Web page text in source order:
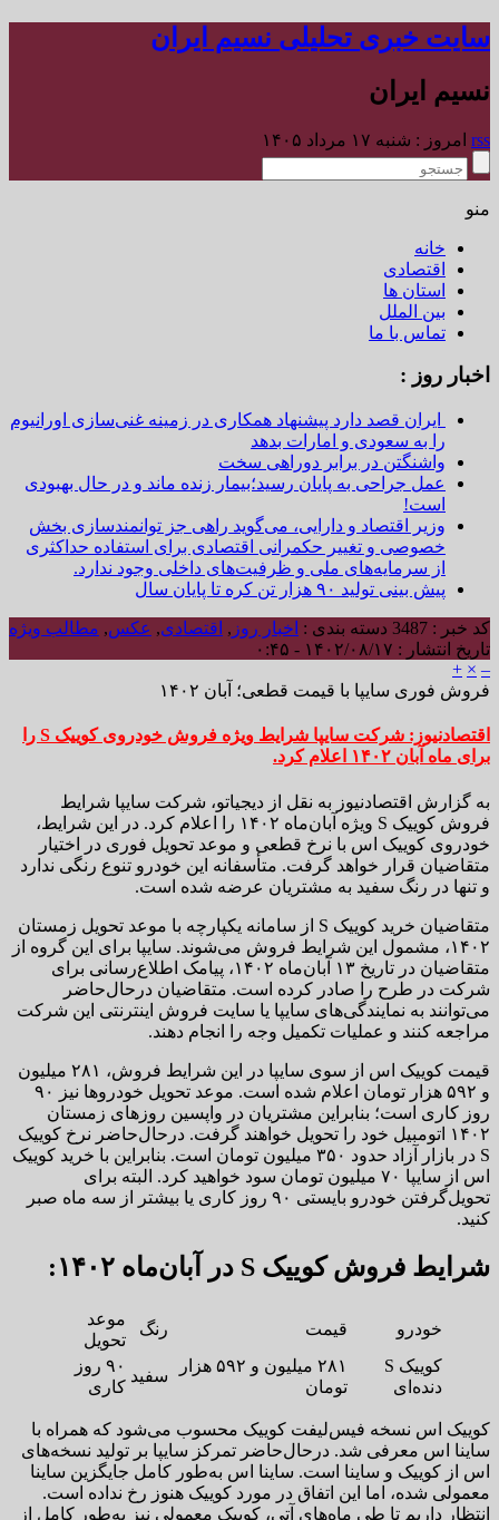
سایت خبری تحلیلی نسیم ایران
نسیم ایران
rss امروز : شنبه ۱۷ مرداد ۱۴۰۵
منو
خانه
اقتصادی
استان ها
بین الملل
تماس با ما
اخبار روز :
ایران قصد دارد پیشنهاد همکاری در زمینه غنی‌سازی اورانیوم
را به سعودی و امارات بدهد
واشنگتن در برابر دوراهی سخت
عمل جراحی به پایان رسید؛بیمار زنده ماند و در حال بهبودی
است!
وزیر اقتصاد و دارایی، می‌گوید راهی جز توانمندسازی بخش
خصوصی و تغییر حکمرانی اقتصادی برای استفاده حداکثری
از سرمایه‌های ملی و ظرفیت‌های داخلی وجود ندارد.
پیش بینی تولید ۹۰ هزار تن کره تا پایان سال
کد خبر : 3487 دسته بندی : اخبار روز , اقتصادی, عکس, مطالب ویژه
تاریخ انتشار : ۱۴۰۲/۰۸/۱۷ - ۰:۴۵
–
×
+
فروش فوری سایپا با قیمت قطعی؛ آبان ۱۴۰۲
اقتصادنیوز: شرکت سایپا شرایط ویژه فروش خودروی کوییک S را
برای ماه آبان ۱۴۰۲ اعلام کرد.
به گزارش اقتصادنیوز به نقل از دیجیاتو، شرکت سایپا شرایط
فروش کوییک S ویژه آبان‌ماه ۱۴۰۲ را اعلام کرد. در این شرایط،
خودروی کوییک اس با نرخ قطعی و موعد تحویل فوری در اختیار
متقاضیان قرار خواهد گرفت. متأسفانه این خودرو تنوع رنگی ندارد
و تنها در رنگ سفید به مشتریان عرضه شده است.
متقاضیان خرید کوییک S‌ از سامانه یکپارچه با موعد تحویل زمستان
۱۴۰۲، مشمول این شرایط فروش می‌شوند. سایپا برای این گروه از
متقاضیان در تاریخ ۱۳ آبان‌ماه ۱۴۰۲، پیامک اطلاع‌رسانی برای
شرکت در طرح را صادر کرده است. متقاضیان درحال‌حاضر
می‌توانند به نمایندگی‌های سایپا یا سایت فروش اینترنتی این شرکت
مراجعه کنند و عملیات تکمیل وجه را انجام دهند.​
قیمت کوییک اس از سوی سایپا در این شرایط فروش، ۲۸۱ میلیون
و ۵۹۲ هزار تومان اعلام شده است. موعد تحویل خودروها نیز ۹۰
روز کاری است؛ بنابراین مشتریان در واپسین روزهای زمستان
۱۴۰۲ اتومبیل خود را تحویل خواهند گرفت. درحال‌حاضر نرخ کوییک
S‌ در بازار آزاد حدود ۳۵۰ میلیون تومان است. بنابراین با خرید کوییک
اس از سایپا ۷۰ میلیون تومان سود خواهید کرد. البته برای
تحویل‌گرفتن خودرو بایستی ۹۰ روز کاری یا بیشتر از سه ماه صبر
کنید.
شرایط فروش کوییک S در آبان‌ماه ۱۴۰۲:
خودرو قیمت رنگ
موعد
تحویل
دنده‌ای
۲۸۱ میلیون و ۵۹۲ هزار
تومان
سفید
۹۰ روز
کاری
کوییک اس نسخه فیس‌لیفت کوییک محسوب می‌شود که همراه با
ساینا اس معرفی شد. درحال‌حاضر تمرکز سایپا بر تولید نسخه‌های
اس از کوییک و ساینا است. ساینا اس به‌طور کامل جایگزین ساینا
معمولی شده، اما این اتفاق در مورد کوییک هنوز رخ نداده است.
انتظار داریم تا طی ماه‌های آتی، کوییک معمولی نیز به‌طور کامل از